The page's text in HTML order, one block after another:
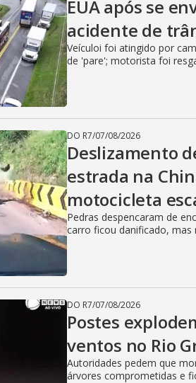
EUA após se
acidente de
Veículoi foi atingido por
de 'pare'; motorista foi
DO R7/07/08/2026
Deslizamento
estrada na
motocicleta
Pedras despencaram de
carro ficou danificado, mas
DO R7/07/08/2026
Postes
ventos no Rio
Autoridades pedem que
árvores comprometidas e